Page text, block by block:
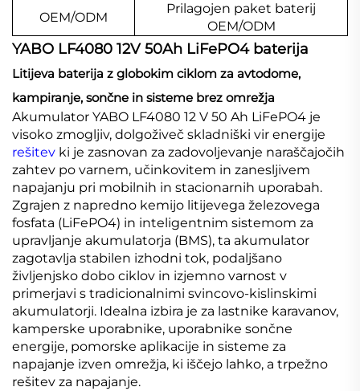
OEM/ODM
Prilagojen paket baterij
OEM/ODM
YABO LF4080 12V 50Ah LiFePO4 baterija
Litijeva baterija z globokim ciklom za avtodome,
kampiranje, sončne in sisteme brez omrežja
Akumulator YABO LF4080 12 V 50 Ah LiFePO4 je
visoko zmogljiv, dolgoživeč skladniški vir energije
rešitev ki je zasnovan za zadovoljevanje naraščajočih
zahtev po varnem, učinkovitem in zanesljivem
napajanju pri mobilnih in stacionarnih uporabah.
Zgrajen z napredno kemijo litijevega železovega
fosfata (LiFePO4) in inteligentnim sistemom za
upravljanje akumulatorja (BMS), ta akumulator
zagotavlja stabilen izhodni tok, podaljšano
življenjsko dobo ciklov in izjemno varnost v
primerjavi s tradicionalnimi svincovo-kislinskimi
akumulatorji. Idealna izbira je za lastnike karavanov,
kamperske uporabnike, uporabnike sončne
energije, pomorske aplikacije in sisteme za
napajanje izven omrežja, ki iščejo lahko, a trpežno
rešitev za napajanje.